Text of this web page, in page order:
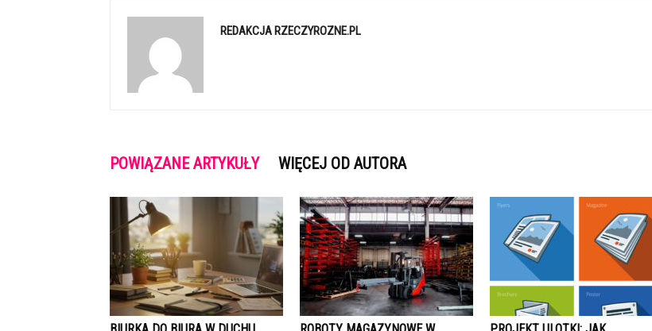
REDAKCJA RZECZYROZNE.PL
POWIĄZANE ARTYKUŁY WIĘCEJ OD AUTORA